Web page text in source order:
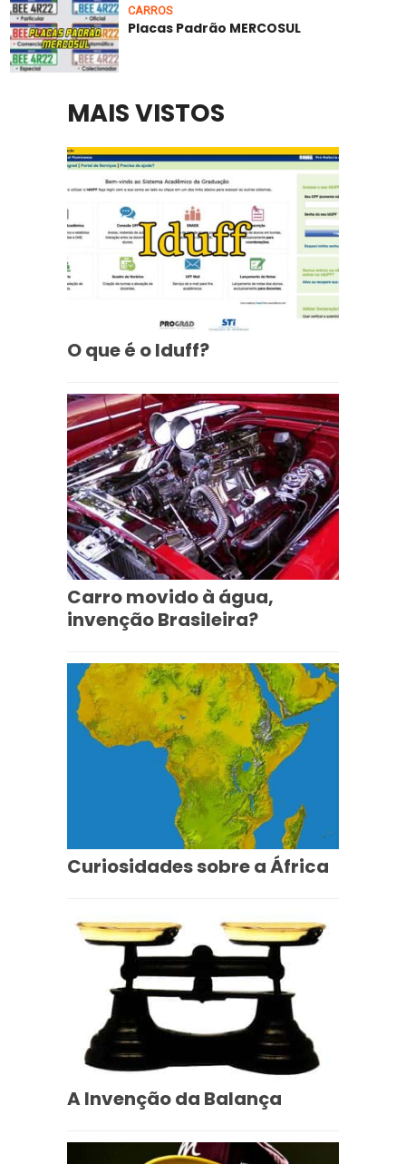
CARROS
Placas Padrão MERCOSUL
MAIS VISTOS
O que é o Iduff?
Carro movido à água,
invenção Brasileira?
Curiosidades sobre a África
A Invenção da Balança